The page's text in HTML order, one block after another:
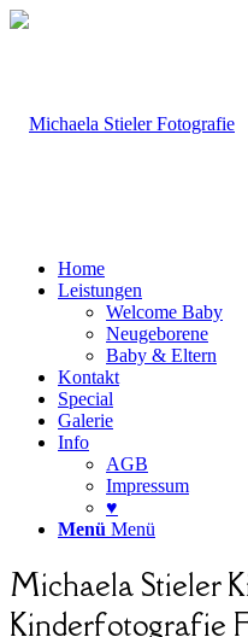
Home
Leistungen
Welcome Baby
Neugeborene
Baby & Eltern
Kontakt
Special
Galerie
Info
AGB
Impressum
♥
Menü Menü
Michaela Stieler
Kinderfotografie